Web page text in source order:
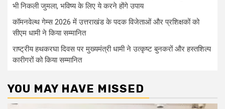
भी निकली जुमला, भविष्य के लिए ये करने होंगे उपाय
कॉमनवेल्थ गेम्स 2026 में उत्तराखंड के पदक विजेताओं और प्रशिक्षकों को
सीएम धामी ने किया सम्मानित
राष्ट्रीय हथकरघा दिवस पर मुख्यमंत्री धामी ने उत्कृष्ट बुनकरों और हस्तशिल्प
कारीगरों को किया सम्मानित
YOU MAY HAVE MISSED